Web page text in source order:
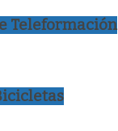
Teleformación